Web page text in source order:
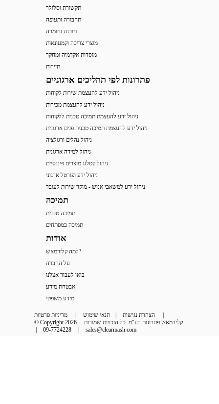
תקשורת וסלולר
תחבורה ותעופה
תוכנה וחומרה
מוצרי צריכה וקמעונאות
מוסדות אקדמיה ומחקר
תיירות
פתרונות לפי תהליכים ארגוניים
ניהול ידע להעצמת שירות לקוחות
ניהול ידע להעצמת מכירות
ניהול ידע להעצמת תמיכה טכנית ללקוחות
ניהול ידע להעצמת תמיכה טכנית פנים ארגונית
ניהול נהלים ורגולציה
ניהול למידה ארגונית
ניהול קטלוג מוצרים פיננסיים
ניהול ידע ופורטל ארגוני
ניהול ידע למשאבי אנוש - מוקד שירות לעובד
תמיכה
תמיכה טכנית
תמיכה במפתחים
אודות
למה קלירמאש?
על החברה
בואו לעבוד אצלנו
אבטחת מידע
מידע משפטי
מדיניות פרטיות | תנאי שימוש | הצהרת נגישות
|
© Copyright 2026
קלירמאש פתרונות בע"מ. כל הזכויות שמורות
|
09-7724228 | sales@clearmash.com